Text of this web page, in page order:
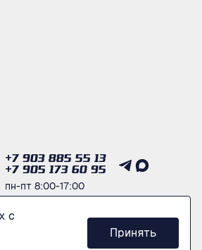
+7 903 885 55 13
+7 905 173 60 95
пн-пт 8:00-17:00
Получить консультацию
с
Принять